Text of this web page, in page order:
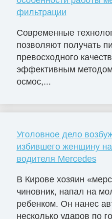
фильтрации
Современные
позволяют получать
превосходного
эффективным методом
осмос,...
Уголовное дело
избившего женщину
водителя Mercedes
В Кирове хозяин
чиновник, напал на
ребенком. Он нанес
несколько ударов по